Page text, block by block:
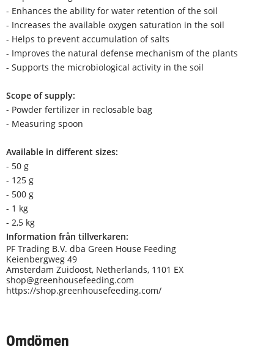
- Enhances the ability for water retention of the soil
- Increases the available oxygen saturation in the soil
- Helps to prevent accumulation of salts
- Improves the natural defense mechanism of the plants
- Supports the microbiological activity in the soil
Scope of supply:
- Powder fertilizer in reclosable bag
- Measuring spoon
Available in different sizes:
- 50 g
- 125 g
- 500 g
- 1 kg
- 2,5 kg
Information från tillverkaren:
PF Trading B.V. dba Green House Feeding
Keienbergweg 49
Amsterdam Zuidoost, Netherlands, 1101 EX
shop@greenhousefeeding.com
https://shop.greenhousefeeding.com/
Omdömen